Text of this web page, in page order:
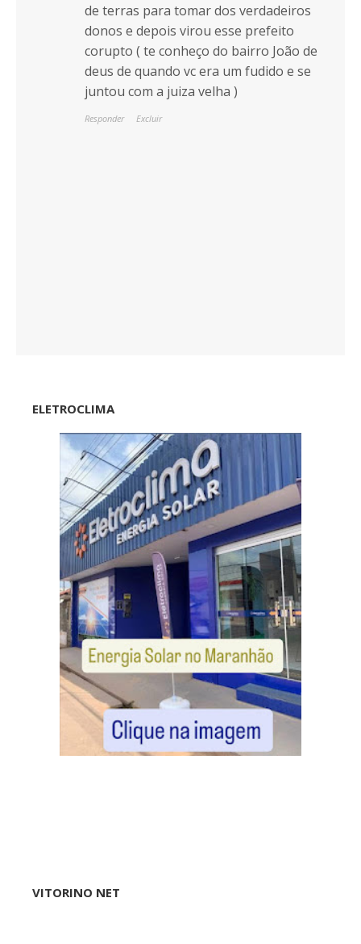
de terras para tomar dos verdadeiros
donos e depois virou esse prefeito
corupto ( te conheço do bairro João de
deus de quando vc era um fudido e se
juntou com a juiza velha )
Responder Excluir
ELETROCLIMA
VITORINO NET